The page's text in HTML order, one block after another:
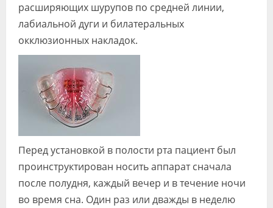
расширяющих шурупов по средней линии,
лабиальной дуги и билатеральных
окклюзионных накладок.
Перед установкой в полости рта пациент был
проинструктирован носить аппарат сначала
после полудня, каждый вечер и в течение ночи
во время сна. Один раз или дважды в неделю